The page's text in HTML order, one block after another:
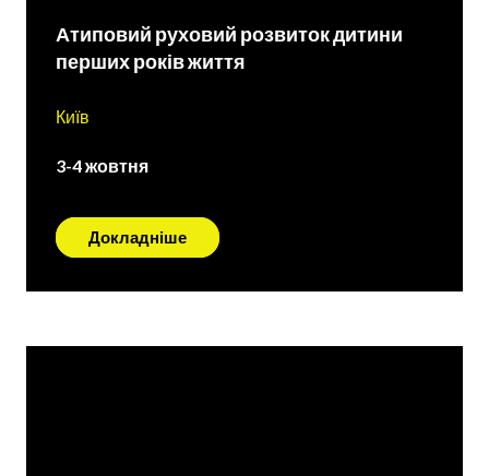
Атиповий руховий розвиток дитини
перших років життя
Київ
3-4 жовтня
Докладніше